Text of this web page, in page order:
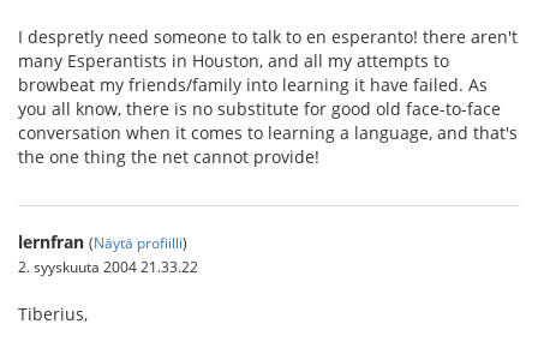
I despretly need someone to talk to en esperanto! there aren't
many Esperantists in Houston, and all my attempts to
browbeat my friends/family into learning it have failed. As
you all know, there is no substitute for good old face-to-face
conversation when it comes to learning a language, and that's
the one thing the net cannot provide!
lernfran (Näytä profiilli)
2. syyskuuta 2004 21.33.22
Tiberius,